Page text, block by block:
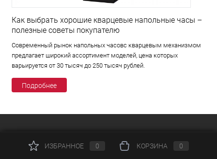
Как выбрать хорошие кварцевые напольные часы –
полезные советы покупателю
Современный рынок напольных часовс кварцевым механизмом
предлагает широкий ассортимент моделей, цена которых
варьируется от 30 тысяч до 250 тысяч рублей.
Подробнее
ИЗБРАННОЕ
0 КОРЗИНА 0